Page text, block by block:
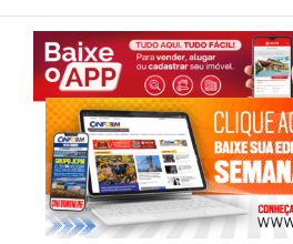
ASSINE
FALE CONOSCO
EDIÇÕES EM PDF